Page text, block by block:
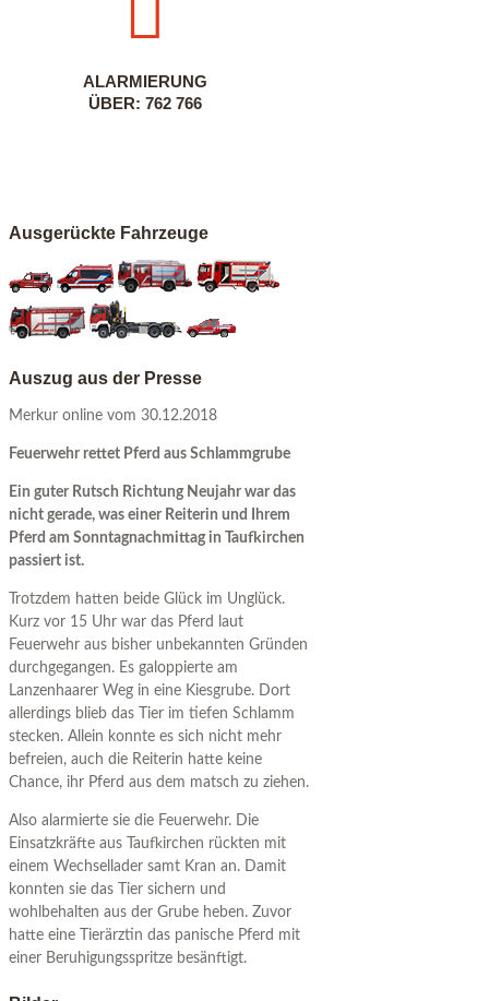
ALARMIERUNG
ÜBER: 762 766
Ausgerückte Fahrzeuge
Auszug aus der Presse
Merkur online vom 30.12.2018
Feuerwehr rettet Pferd aus Schlammgrube
Ein guter Rutsch Richtung Neujahr war das
nicht gerade, was einer Reiterin und Ihrem
Pferd am Sonntagnachmittag in Taufkirchen
passiert ist.
Trotzdem hatten beide Glück im Unglück.
Kurz vor 15 Uhr war das Pferd laut
Feuerwehr aus bisher unbekannten Gründen
durchgegangen. Es galoppierte am
Lanzenhaarer Weg in eine Kiesgrube. Dort
allerdings blieb das Tier im tiefen Schlamm
stecken. Allein konnte es sich nicht mehr
befreien, auch die Reiterin hatte keine
Chance, ihr Pferd aus dem matsch zu ziehen.
Also alarmierte sie die Feuerwehr. Die
Einsatzkräfte aus Taufkirchen rückten mit
einem Wechsellader samt Kran an. Damit
konnten sie das Tier sichern und
wohlbehalten aus der Grube heben. Zuvor
hatte eine Tierärztin das panische Pferd mit
einer Beruhigungsspritze besänftigt.